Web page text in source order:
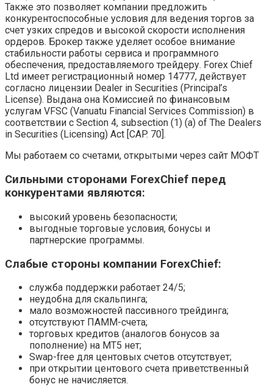
Также это позволяет компании предложить
конкурентоспособные условия для ведения торгов за
счет узких спредов и высокой скорости исполнения
ордеров. Брокер также уделяет особое внимание
стабильности работы сервиса и программного
обеспечения, предоставляемого трейдеру. Forex Chief
Ltd имеет регистрационный номер 14777, действует
согласно лицензии Dealer in Securities (Principal’s
License). Выдана она Комиссией по финансовым
услугам VFSC (Vanuatu Financial Services Commission) в
соответствии с Section 4, subsection (1) (a) of The Dealers
in Securities (Licensing) Act [CAP. 70].
Мы работаем со счетами, открытыми через сайт МОФТ
Сильными сторонами ForexChief перед
конкурентами являются:
высокий уровень безопасности;
выгодные торговые условия, бонусы и
партнерские программы.
Слабые стороны компании ForexChief:
служба поддержки работает 24/5;
неудобна для скальпинга;
мало возможностей пассивного трейдинга;
отсутствуют ПАММ-счета;
торговых кредитов (аналогов бонусов за
пополнение) на МТ5 нет;
Swap-free для центовых счетов отсутствует;
при открытии центового счета приветственный
бонус не начисляется.